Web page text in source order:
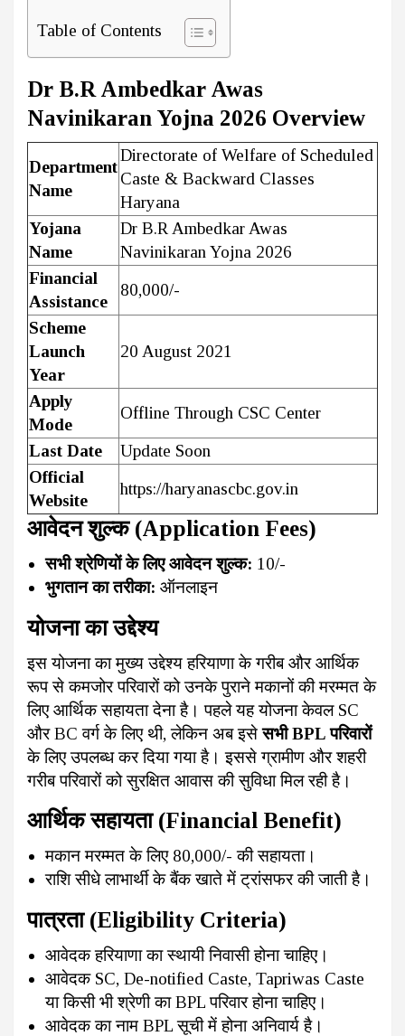
Table of Contents
Dr B.R Ambedkar Awas
Navinikaran Yojna 2026 Overview
Department
Name
Directorate of Welfare of Scheduled
Caste & Backward Classes
Haryana
Yojana
Name
Dr B.R Ambedkar Awas
Navinikaran Yojna 2026
Financial
Assistance
₹80,000/-
Scheme
Launch
Year
20 August 2021
Apply
Mode
Offline Through CSC Center
Last Date
Update Soon
Official
Website
https://haryanascbc.gov.in
आवेदन शुल्क (Application Fees)
सभी श्रेणियों के लिए आवेदन शुल्क: ₹10/-
भुगतान का तरीका: ऑनलाइन
योजना का उद्देश्य
इस योजना का मुख्य उद्देश्य हरियाणा के गरीब और आर्थिक
रूप से कमजोर परिवारों को उनके पुराने मकानों की मरम्मत के
लिए आर्थिक सहायता देना है। पहले यह योजना केवल SC
और BC वर्ग के लिए थी, लेकिन अब इसेसभी BPL परिवारों
के लिए उपलब्ध कर दिया गया है। इससे ग्रामीण और शहरी
गरीब परिवारों को सुरक्षित आवास की सुविधा मिल रही है।
आर्थिक सहायता (Financial Benefit)
मकान मरम्मत के लिए ₹80,000/- की सहायता।
राशि सीधे लाभार्थी के बैंक खाते में ट्रांसफर की जाती है।
पात्रता (Eligibility Criteria)
आवेदक हरियाणा का स्थायी निवासी होना चाहिए।
आवेदक SC, De-notified Caste, Tapriwas Caste
या किसी भी श्रेणी का BPL परिवार होना चाहिए।
आवेदक का नाम BPL सूची में होना अनिवार्य है।